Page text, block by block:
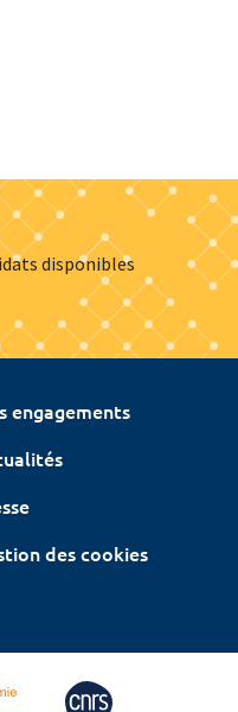
disponibles
engagements
des cookies